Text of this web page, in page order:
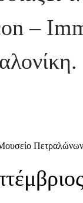
–
Πετραλώνων